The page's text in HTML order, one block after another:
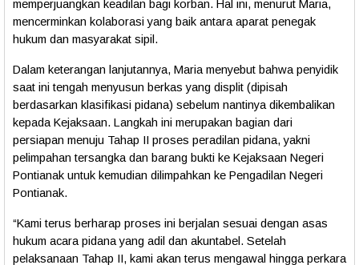
memperjuangkan keadilan bagi korban. Hal ini, menurut Maria,
mencerminkan kolaborasi yang baik antara aparat penegak
hukum dan masyarakat sipil.
Dalam keterangan lanjutannya, Maria menyebut bahwa penyidik
saat ini tengah menyusun berkas yang displit (dipisah
berdasarkan klasifikasi pidana) sebelum nantinya dikembalikan
kepada Kejaksaan. Langkah ini merupakan bagian dari
persiapan menuju Tahap II proses peradilan pidana, yakni
pelimpahan tersangka dan barang bukti ke Kejaksaan Negeri
Pontianak untuk kemudian dilimpahkan ke Pengadilan Negeri
Pontianak.
“Kami terus berharap proses ini berjalan sesuai dengan asas
hukum acara pidana yang adil dan akuntabel. Setelah
pelaksanaan Tahap II, kami akan terus mengawal hingga perkara